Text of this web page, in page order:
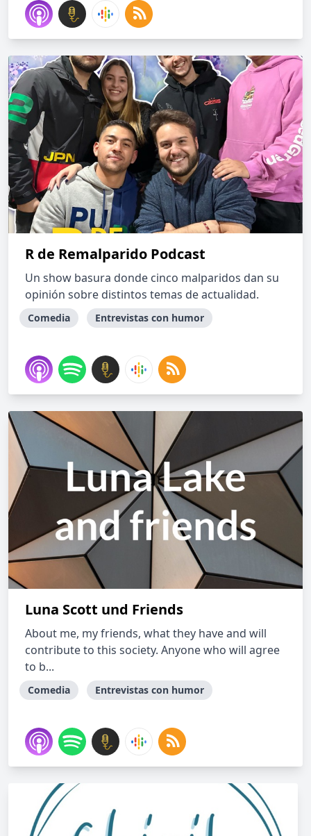
R de Remalparido Podcast
Un show basura donde cinco malparidos dan su
opinión sobre distintos temas de actualidad.
Comedia Entrevistas con humor
Luna Scott und Friends
About me, my friends, what they have and will
contribute to this society. Anyone who will agree
to b...
Comedia Entrevistas con humor